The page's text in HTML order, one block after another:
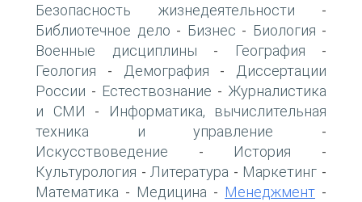
Безопасность жизнедеятельности -
Библиотечное дело - Бизнес - Биология -
Военные дисциплины - География -
Геология - Демография -
Диссертации
России - Естествознание - Журналистика
и СМИ -
Информатика, вычислительная
техника и управление -
Искусствоведение - История -
Культурология - Литература - Маркетинг -
Математика - Медицина - Менеджмент -